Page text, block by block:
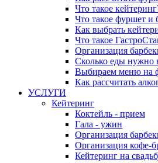
Что такое
Что такое фуршет и
Как выбрать
Что такое
Организация
Сколько еды нужно
Выбираем меню на
Как рассчитать
УСЛУГИ
Кейтеринг
Коктейль - прием
Гала - ужин
Организация
Организация кофе-
Кейтеринг на